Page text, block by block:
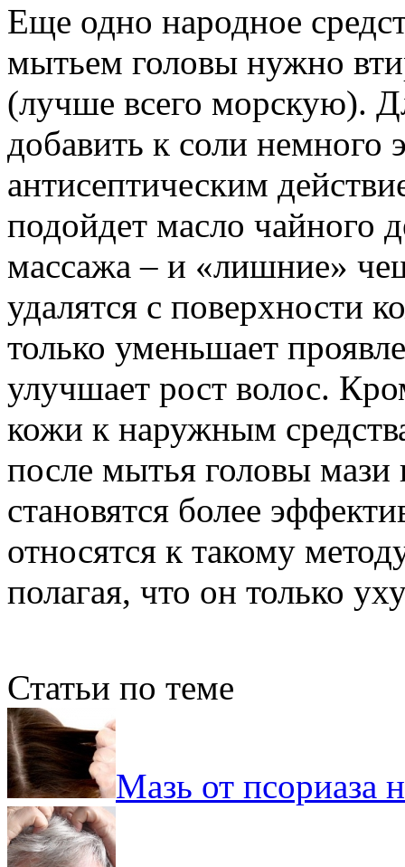
Еще одно народное
мытьем головы нужно
(лучше всего морскую).
добавить к соли немного
антисептическим
подойдет масло чайного
массажа – и «лишние»
удалятся с поверхности
только уменьшает
улучшает рост волос.
кожи к наружным
после мытья головы мази
становятся более
относятся к такому
полагая, что он только
Статьи по теме
Мазь от псориаза